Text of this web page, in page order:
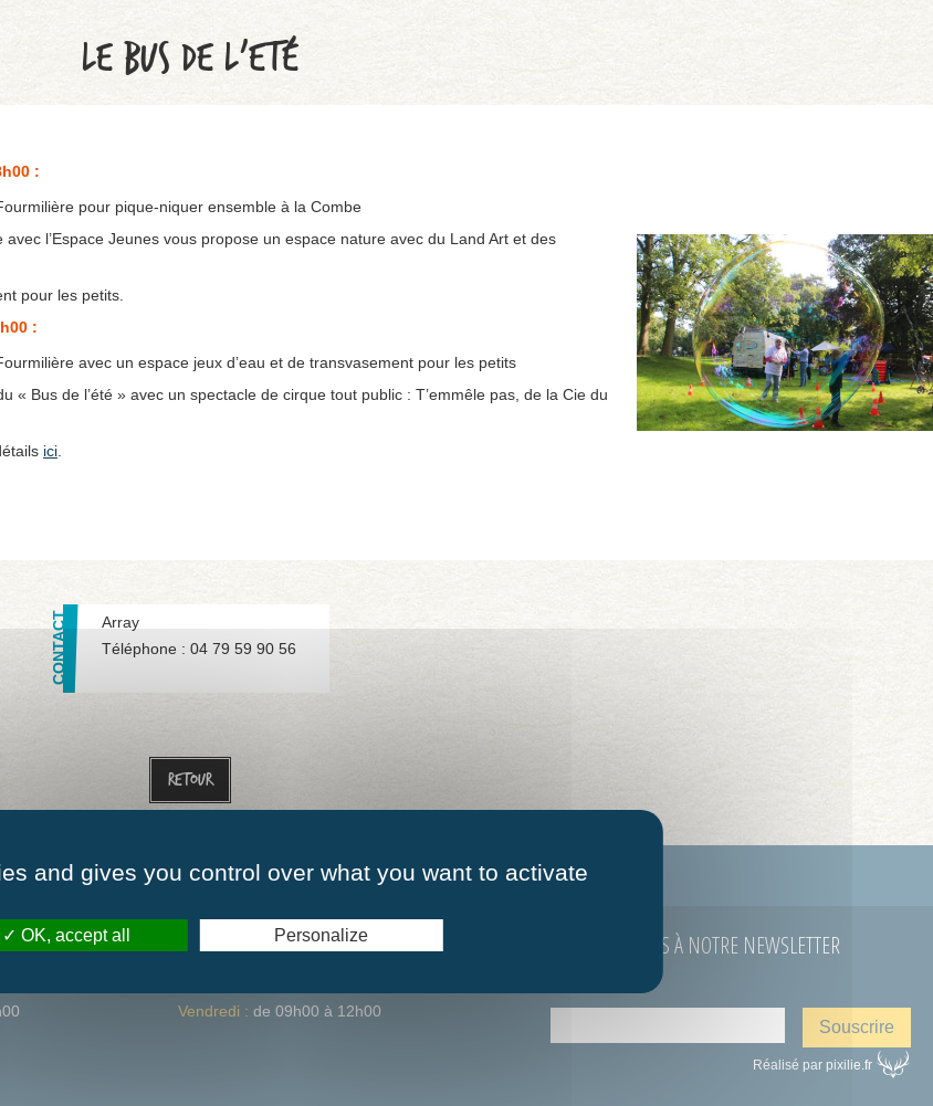
LE BUS DE L’ETÉ
:
pour pique-niquer ensemble à la Combe
avec l’Espace Jeunes vous propose un espace nature avec du Land Art et des
pour les petits.
:
avec un espace jeux d’eau et de transvasement pour les petits
« Bus de l’été » avec un spectacle de cirque tout public : T’emmêle pas, de la Cie du
ici
Array
Téléphone : 04 79 59 90 56
Retour
? Nos richesses humaines Nos partenaires Actualités Nous contacter Mentions légales
ABONNEZ-VOUS À NOTRE NEWSLETTER
Vendredi : de 09h00 à 12h00
Réalisé par pixilie.fr
and gives you control over what you want to activate
OK, accept all Personalize